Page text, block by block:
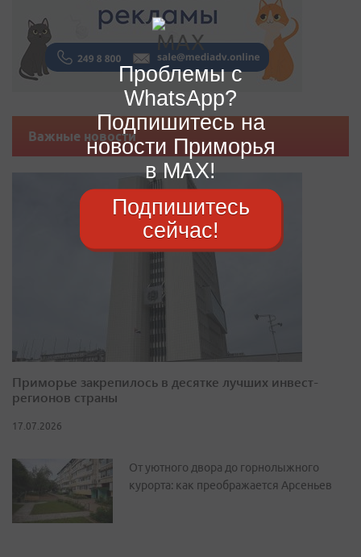
Важные новости
Приморье закрепилось в десятке лучших инвест-
регионов страны
17.07.2026
От уютного двора до горнолыжного
курорта: как преображается Арсеньев
Проблемы с
WhatsApp?
Подпишитесь на
новости Приморья
в MAX!
Подпишитесь
сейчас!